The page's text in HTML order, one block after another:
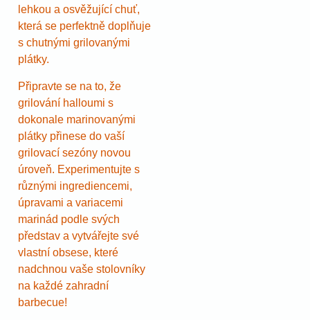
lehkou a osvěžující chuť,
která se perfektně doplňuje
s chutnými grilovanými
plátky.
Připravte se na to, že
grilování halloumi s
dokonale marinovanými
plátky přinese do vaší
grilovací sezóny novou
úroveň. Experimentujte s
různými ingrediencemi,
úpravami a variacemi
marinád podle svých
představ a vytvářejte své
vlastní obsese, které
nadchnou vaše stolovníky
na každé zahradní
barbecue!